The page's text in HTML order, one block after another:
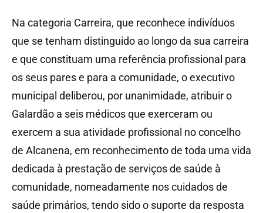
Na categoria Carreira, que reconhece indivíduos
que se tenham distinguido ao longo da sua carreira
e que constituam uma referência profissional para
os seus pares e para a comunidade, o executivo
municipal deliberou, por unanimidade, atribuir o
Galardão a seis médicos que exerceram ou
exercem a sua atividade profissional no concelho
de Alcanena, em reconhecimento de toda uma vida
dedicada à prestação de serviços de saúde à
comunidade, nomeadamente nos cuidados de
saúde primários, tendo sido o suporte da resposta